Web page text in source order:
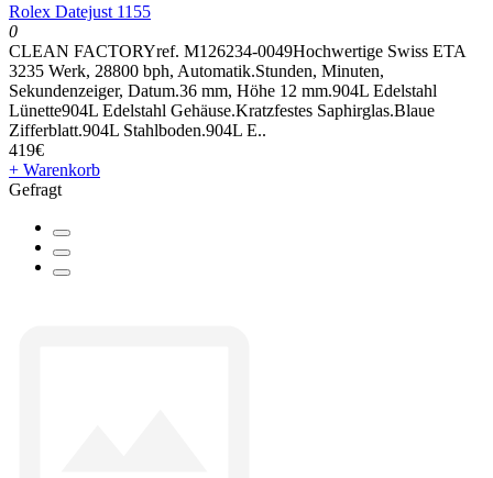
Rolex Datejust 1155
0
CLEAN FACTORYref. M126234-0049Hochwertige Swiss ETA
3235 Werk, 28800 bph, Automatik.Stunden, Minuten,
Sekundenzeiger, Datum.36 mm, Höhe 12 mm.904L Edelstahl
Lünette904L Edelstahl Gehäuse.Kratzfestes Saphirglas.Blaue
Zifferblatt.904L Stahlboden.904L E..
419€
+ Warenkorb
Gefragt